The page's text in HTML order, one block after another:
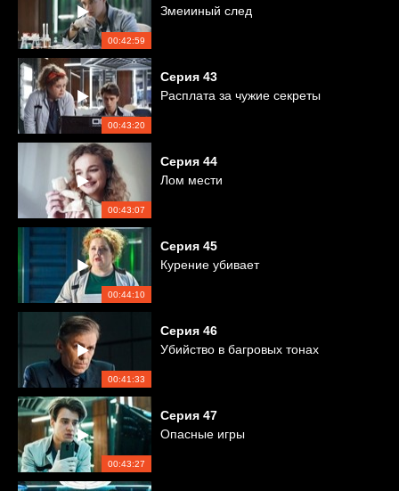
00:42:59
Змеииный след
00:43:20
Серия 43
Расплата за чужие секреты
00:43:07
Серия 44
Лом мести
00:44:10
Серия 45
Курение убивает
00:41:33
Серия 46
Убийство в багровых тонах
00:43:27
Серия 47
Опасные игры